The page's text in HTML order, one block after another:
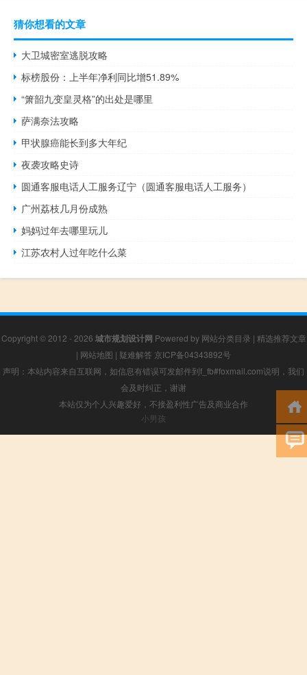
猜你想看的文章
大卫城密室逃脱攻略
标榜股份：上半年净利同比增51.89%
“箫韶九变皇灵格”的出处是哪里
萨满奈法攻略
甲状腺癌能长到多大年纪
夜袭攻略史诗
圆通客服电话人工服务辽宁（圆通客服电话人工服务）
广州荔枝几月份成熟
妈妈过年去哪里玩儿
江苏农村人过年吃什么菜
Copyright © 2012 - 2026 城市规划设计网 Powered by 网站分类目录 | 精选推荐文章
| 网站地图 | 疑难解答 京ICP备04343892号
声明：本站内容来自互联网，如信息有错误可发邮件到f_fb#foxmail.com说明，我们
会及时纠正，谢谢
本站仅为个人兴趣爱好，不接盈利性广告及商业合作
小男孩